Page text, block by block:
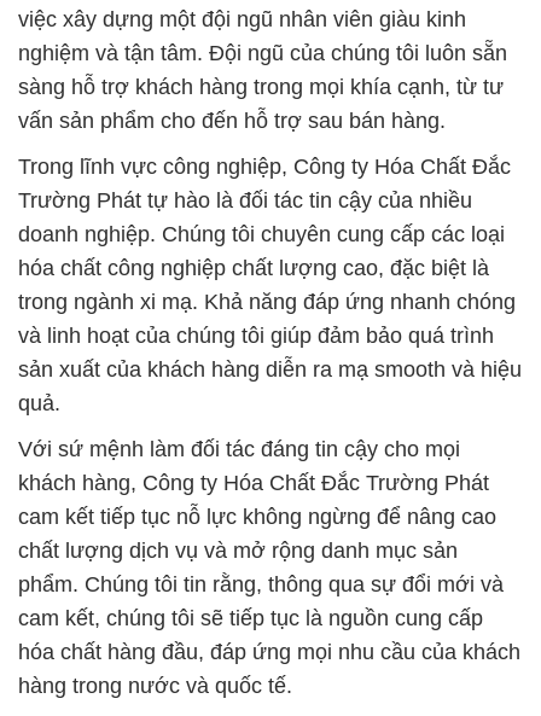
việc xây dựng một đội ngũ nhân viên giàu kinh
nghiệm và tận tâm. Đội ngũ của chúng tôi luôn sẵn
sàng hỗ trợ khách hàng trong mọi khía cạnh, từ tư
vấn sản phẩm cho đến hỗ trợ sau bán hàng.
Trong lĩnh vực công nghiệp, Công ty Hóa Chất Đắc
Trường Phát tự hào là đối tác tin cậy của nhiều
doanh nghiệp. Chúng tôi chuyên cung cấp các loại
hóa chất công nghiệp chất lượng cao, đặc biệt là
trong ngành xi mạ. Khả năng đáp ứng nhanh chóng
và linh hoạt của chúng tôi giúp đảm bảo quá trình
sản xuất của khách hàng diễn ra mạ smooth và hiệu
quả.
Với sứ mệnh làm đối tác đáng tin cậy cho mọi
khách hàng, Công ty Hóa Chất Đắc Trường Phát
cam kết tiếp tục nỗ lực không ngừng để nâng cao
chất lượng dịch vụ và mở rộng danh mục sản
phẩm. Chúng tôi tin rằng, thông qua sự đổi mới và
cam kết, chúng tôi sẽ tiếp tục là nguồn cung cấp
hóa chất hàng đầu, đáp ứng mọi nhu cầu của khách
hàng trong nước và quốc tế.